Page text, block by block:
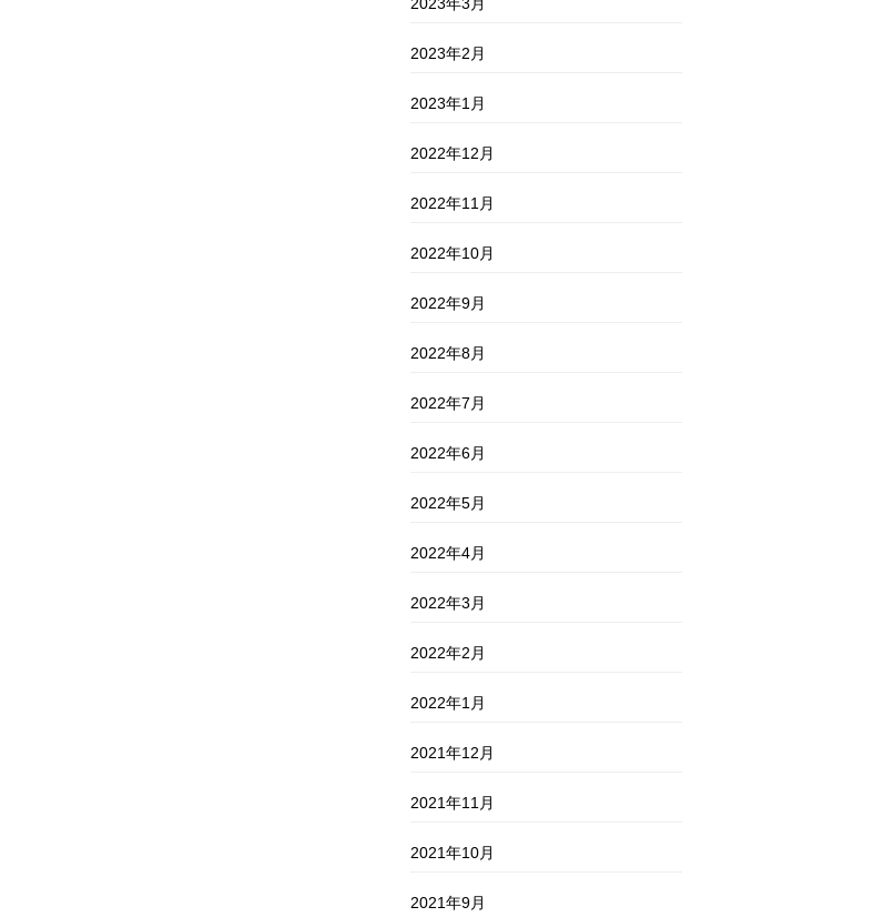
2023年2月
2023年1月
2022年12月
2022年11月
2022年10月
2022年9月
2022年8月
2022年7月
2022年6月
2022年5月
2022年4月
2022年3月
2022年2月
2022年1月
2021年12月
2021年11月
2021年10月
2021年9月